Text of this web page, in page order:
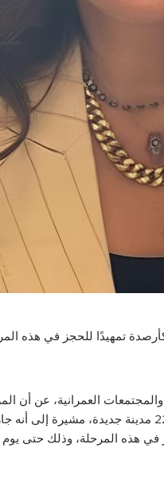
للحجز في هذه المرحلة حتى 1
العمرانية، عن أن
الوطن” تتضمن طرح 3600 قطعة أرض بمواقع متميزة في 22
وذلك حتى يوم الجمعة